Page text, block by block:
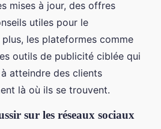
mises à jour, des offres
utiles pour le
les plateformes comme
outils de publicité ciblée qui
atteindre des clients
là où ils se trouvent.
sur les réseaux sociaux